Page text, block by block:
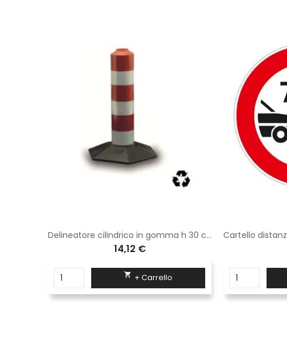
Delineatore cilindrico in gomma h 30 cm interamente rifrangente High Intensity Grade
14,12 €
 + Carrello